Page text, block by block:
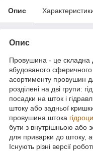
Опис
Опис
Провушина - це складна
вбудованого сферичного
асортименту провушин
розділені на дві групи:
посадки на шток і
штоку або задньої
провушина штока
бути з внутрішньою або
для приварки до штоку,
Існують різні версії